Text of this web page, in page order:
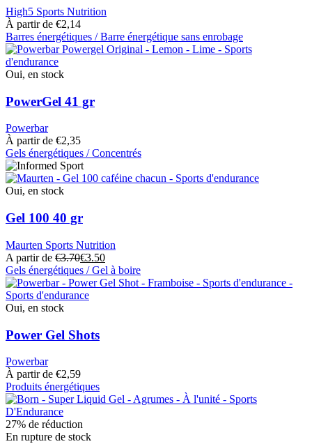
options
peuvent
être
choisies
sur
la
page
du
produit
High5 Sports Nutrition
À partir de €2,14
Barres énergétiques / Barre énergétique sans enrobage
Ce
produit
a
variantes.
Les
options
peuvent
être
choisies
sur
la
page
du
produit
Oui, en stock
PowerGel 41 gr
Powerbar
À partir de €2,35
Gels énergétiques / Concentrés
Ce
produit
a
variantes.
Les
options
peuvent
être
choisies
sur
la
page
du
produit
Oui, en stock
Gel 100 40 gr
Maurten Sports Nutrition
A partir de €3.70€3.50
Gels énergétiques / Gel à boire
Ce
produit
a
variantes.
Les
options
peuvent
être
choisies
sur
la
page
Oui, en stock
Power Gel Shots
Powerbar
À partir de €2,59
Produits énergétiques
Ce
produit
a
plusieurs
27% de réduction
En rupture de stock